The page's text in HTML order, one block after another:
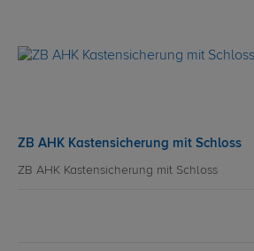
ZB AHK Kastensicherung mit Schloss
ZB AHK Kastensicherung mit Schloss